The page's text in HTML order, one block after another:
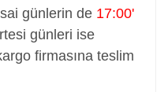
günlerin de 17:00'
günleri ise
firmasına teslim